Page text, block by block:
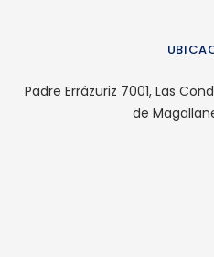
Padre Errázuriz 7001, Las
de